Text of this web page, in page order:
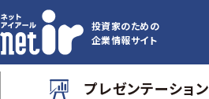
投資家のための
企業情報サイト
プレゼンテーション